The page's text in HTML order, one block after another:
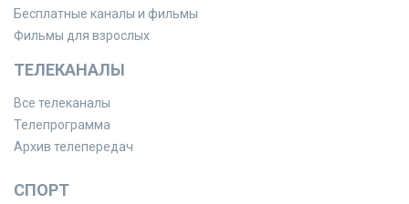
Бесплатные каналы и фильмы
Фильмы для взрослых
ТЕЛЕКАНАЛЫ
Все телеканалы
Телепрограмма
Архив телепередач
СПОРТ